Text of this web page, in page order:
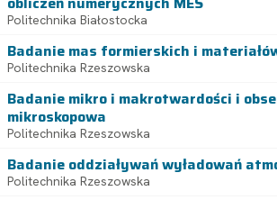
Politechnika Białostocka
Badanie mas formierskich i
Politechnika Rzeszowska
Badanie mikro i makrotwardości i
mikroskopowa
Politechnika Rzeszowska
Badanie oddziaływań wyładowań
Politechnika Rzeszowska